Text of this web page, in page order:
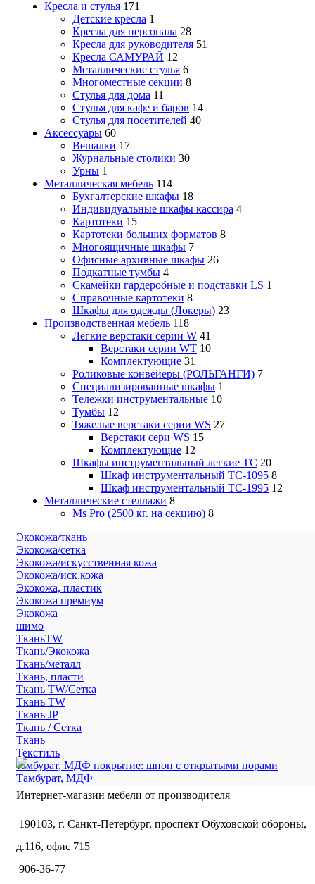
Кресла и стулья 171
Детские кресла 1
Кресла для персонала 28
Кресла для руководителя 51
Кресла САМУРАЙ 12
Металлические стулья 6
Многоместные секции 8
Стулья для дома 11
Стулья для кафе и баров 14
Стулья для посетителей 40
Аксессуары 60
Вешалки 17
Журнальные столики 30
Урны 1
Металлическая мебель 114
Бухгалтерские шкафы 18
Индивидуальные шкафы кассира 4
Картотеки 15
Картотеки больших форматов 8
Многоящичные шкафы 7
Офисные архивные шкафы 26
Подкатные тумбы 4
Скамейки гардеробные и подставки LS 1
Справочные картотеки 8
Шкафы для одежды (Локеры) 23
Производственная мебель 118
Легкие верстаки серии W 41
Верстаки серии WT 10
Комплектующие 31
Роликовые конвейеры (РОЛЬГАНГИ) 7
Специализированные шкафы 1
Тележки инструментальные 10
Тумбы 12
Тяжелые верстаки серии WS 27
Верстаки сери WS 15
Комплектующие 12
Шкафы инструментальный легкие ТС 20
Шкаф инструментальный TC-1095 8
Шкаф инструментальный TC-1995 12
Металлические стеллажи 8
Ms Pro (2500 кг. на секцию) 8
Экокожа/ткань
Экокожа/сетка
Экокожа/искусственная кожа
Экокожа/иск.кожа
Экокожа, пластик
Экокожа премиум
Экокожа
шимо
ТканьTW
Ткань/Экокожа
Ткань/металл
Ткань, пласти
Ткань TW/Сетка
Ткань TW
Ткань JP
Ткань / Сетка
Ткань
Текстиль
тамбурат, МДФ покрытие: шпон с открытыми порами
Тамбурат, МДФ
Интернет-магазин мебели от производителя
190103, г. Санкт-Петербург, проспект Обуховской обороны,
д.116, офис 715
906-36-77